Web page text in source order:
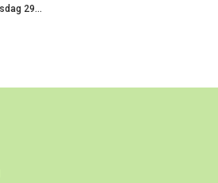
29...